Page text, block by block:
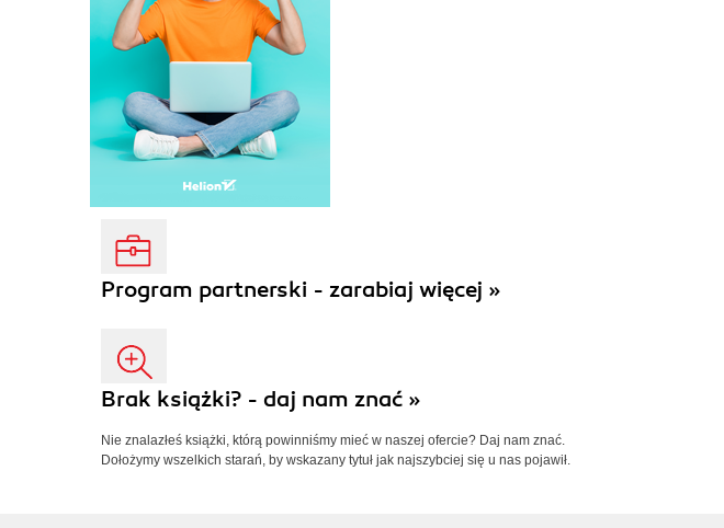
Program partnerski - zarabiaj więcej »
Brak książki? - daj nam znać »
Nie znalazłeś książki, którą powinniśmy mieć w naszej ofercie? Daj nam znać.
Dołożymy wszelkich starań, by wskazany tytuł jak najszybciej się u nas pojawił.